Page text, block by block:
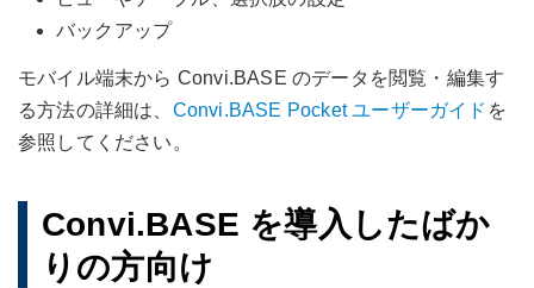
バックアップ
モバイル端末から Convi.BASE のデータを閲覧・編集す
る方法の詳細は、 Convi.BASE Pocket ユーザーガイド を
参照してください。
Convi.BASE を導入したばか
りの方向け